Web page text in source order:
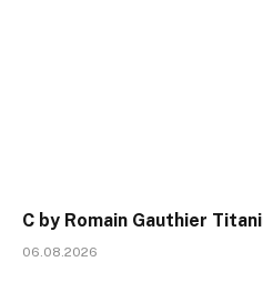
C by Romain Gauthier
06.08.2026